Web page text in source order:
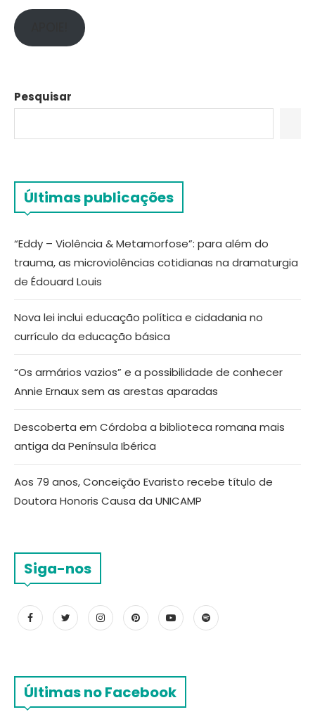
Pesquisar
Últimas publicações
“Eddy – Violência & Metamorfose”: para além do
trauma, as microviolências cotidianas na dramaturgia
de Édouard Louis
Nova lei inclui educação política e cidadania no
currículo da educação básica
“Os armários vazios” e a possibilidade de conhecer
Annie Ernaux sem as arestas aparadas
Descoberta em Córdoba a biblioteca romana mais
antiga da Península Ibérica
Aos 79 anos, Conceição Evaristo recebe título de
Doutora Honoris Causa da UNICAMP
Siga-nos
Últimas no Facebook